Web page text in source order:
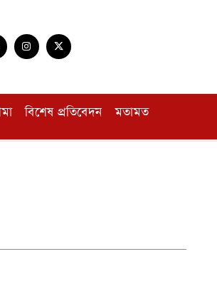
বিশেষ প্রতিবেদন মতামত